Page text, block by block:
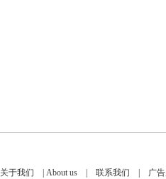
关于我们 | About us| 联系我们 |
广